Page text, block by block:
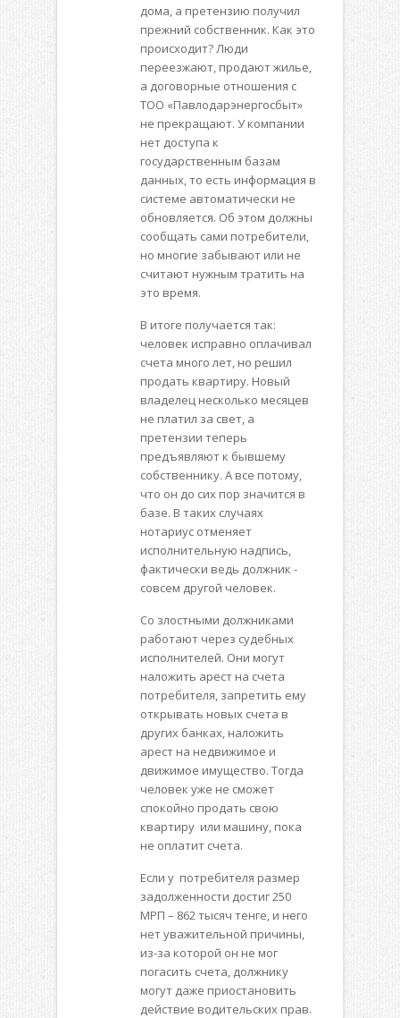
дома, а претензию получил
прежний собственник. Как это
происходит? Люди
переезжают, продают жилье,
а договорные отношения с
ТОО «Павлодарэнергосбыт»
не прекращают. У компании
нет доступа к
государственным базам
данных, то есть информация в
системе автоматически не
обновляется. Об этом должны
сообщать сами потребители,
но многие забывают или не
считают нужным тратить на
это время.
В итоге получается так:
человек исправно оплачивал
счета много лет, но решил
продать квартиру. Новый
владелец несколько месяцев
не платил за свет, а
претензии теперь
предъявляют к бывшему
собственнику. А все потому,
что он до сих пор значится в
базе. В таких случаях
нотариус отменяет
исполнительную надпись,
фактически ведь должник -
совсем другой человек.
Со злостными должниками
работают через судебных
исполнителей. Они могут
наложить арест на счета
потребителя, запретить ему
открывать новых счета в
других банках, наложить
арест на недвижимое и
движимое имущество. Тогда
человек уже не сможет
спокойно продать свою
квартиру или машину, пока
не оплатит счета.
Если у потребителя размер
задолженности достиг 250
МРП – 862 тысяч тенге, и него
нет уважительной причины,
из-за которой он не мог
погасить счета, должнику
могут даже приостановить
действие водительских прав.